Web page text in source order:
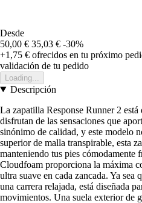
Desde
50,00 € 35,03 € -30%
+1,75 € ofrecidos en tu próximo
validación de tu pedido
Loading...
Descripción
La zapatilla Response Runner 2 está
disfrutan de las sensaciones que
sinónimo de calidad, y este modelo
superior de malla transpirable, esta
manteniendo tus pies cómodamente
Cloudfoam proporciona la máxima
ultra suave en cada zancada. Ya sea
una carrera relajada, está diseñada
movimientos. Una suela exterior de